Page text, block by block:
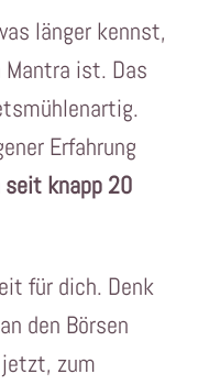
länger kennst,
ist. Das
Erfahrung
seit knapp 20
für dich. Denk
den Börsen
zum